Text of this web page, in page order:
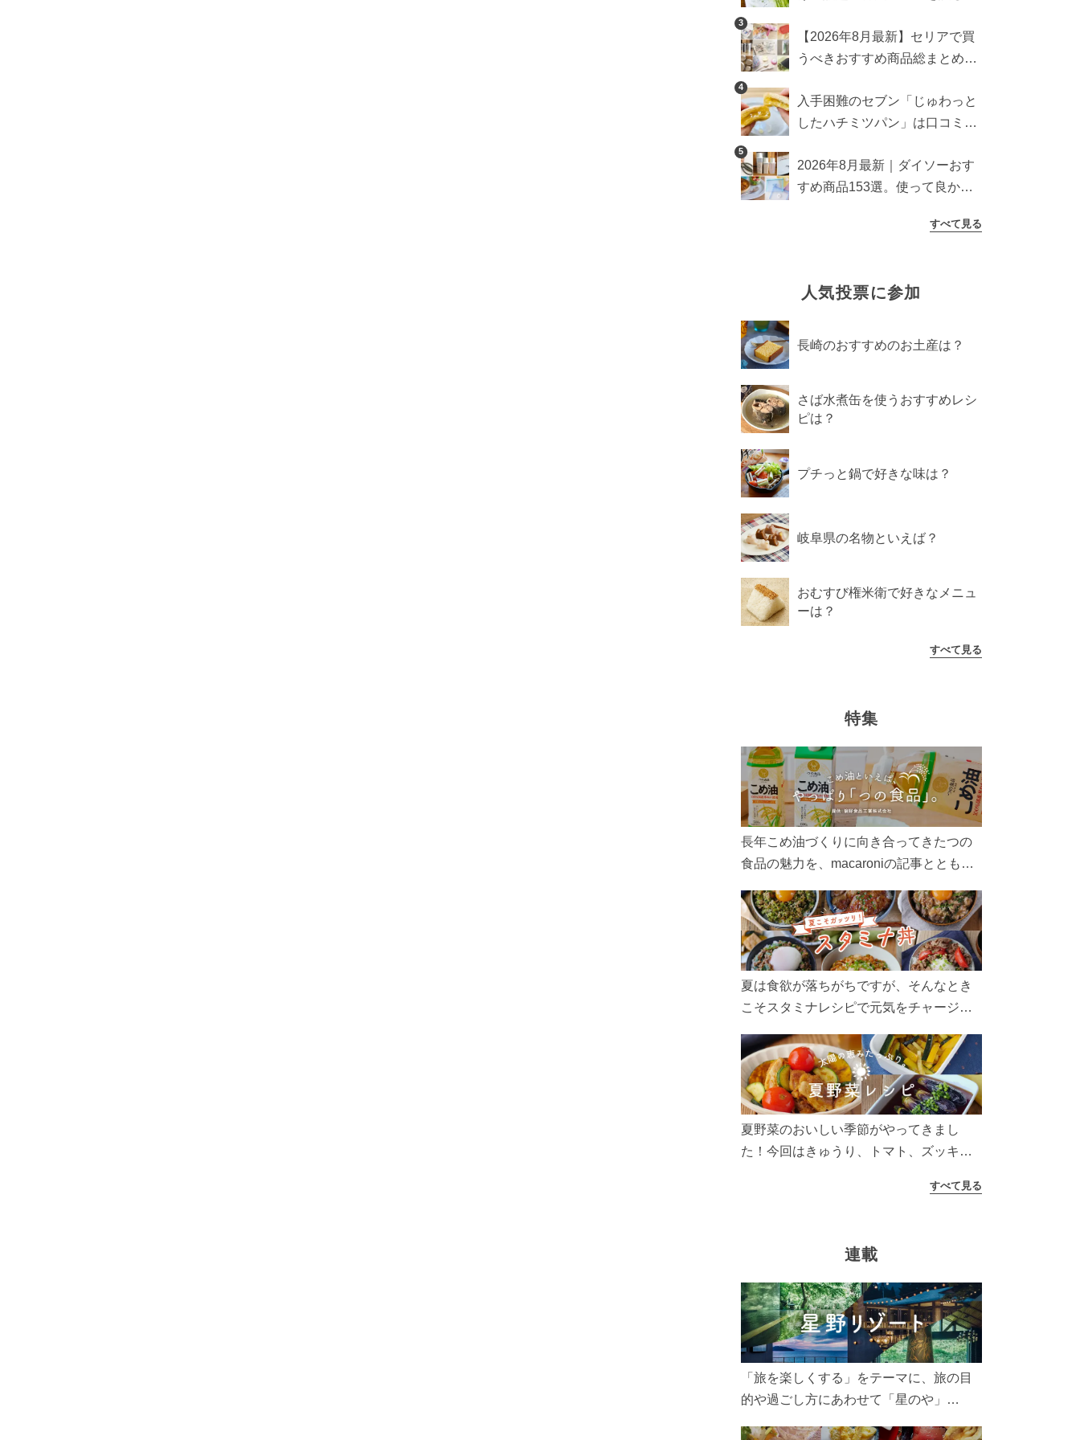
3
【2026年8月最新】セリアで買
うべきおすすめ商品総まとめ。
4
入手困難のセブン「じゅわっと
したハチミツパン」は口コミ通
検証
5
2026年8月最新｜ダイソーおす
すめ商品153選。使って良かっ
すべて見る
人気投票に参加
長崎のおすすめのお土産は？
さば水煮缶を使うおすすめレシ
ピは？
プチっと鍋で好きな味は？
岐阜県の名物といえば？
おむすび権米衛で好きなメニュ
ーは？
すべて見る
特集
長年こめ油づくりに向き合ってきたつの
食品の魅力を、macaroniの記事とともに
ん、製造現場や品質へのこだわりまで。
こめ油をもっと好きになるコンテンツを
ぜひお楽しみください。
夏は食欲が落ちがちですが、そんなとき
こそスタミナレシピで元気をチャージ！
リ食べて、夏バテを吹き飛ばしましょ
う！
夏野菜のおいしい季節がやってきまし
た！今回はきゅうり、トマト、ズッキー
太陽の光をたっぷりあびた夏野菜は栄養
すべて見る
連載
「旅を楽しくする」をテーマに、旅の目
的や過ごし方にあわせて「星のや」